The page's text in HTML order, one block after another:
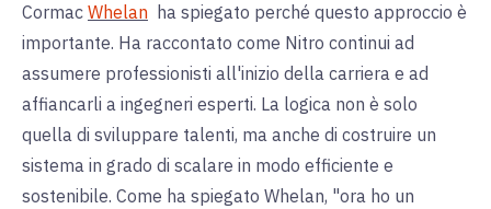
Cormac Whelan ha spiegato perché questo approccio è
importante. Ha raccontato come Nitro continui ad
assumere professionisti all'inizio della carriera e ad
affiancarli a ingegneri esperti. La logica non è solo
quella di sviluppare talenti, ma anche di costruire un
sistema in grado di scalare in modo efficiente e
sostenibile. Come ha spiegato Whelan, "ora ho un